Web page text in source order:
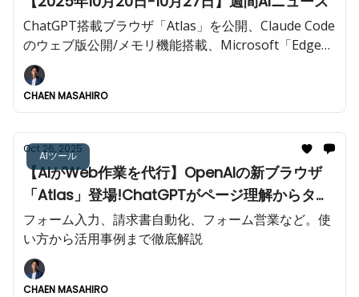
ChatGPT搭載ブラウザ「Atlas」を公開、Claude Code
のウェブ版公開/メモリ機能搭載、Microsoft「Edge」
画面操作可能な「Actions in Edge」登場など今週も重
大AIニュースが多数!!️
CHAEN MASAHIRO
AIツール
Oct 26, 2025
【AIがWeb作業を代行】OpenAIの新ブラウザ
「Atlas」登場!ChatGPTがページ理解からタス
ク自動化まで実現
フォーム入力、請求書自動化、フォーム営業など。使
い方から活用事例まで徹底解説
CHAEN MASAHIRO